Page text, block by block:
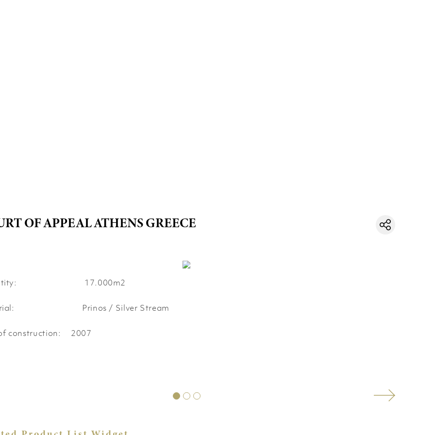
OF APPEAL ATHENS GREECE
17.000m2
Prinos / Silver Stream
construction: 2007